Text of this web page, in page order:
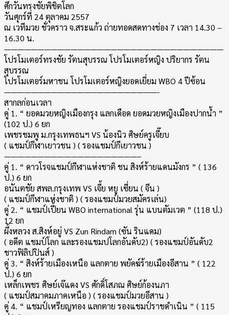
ศึกวันทรงชัยพิชิตโลก
วันศุกร์ที่ 24 ตุลาคม 2557
ณ เวทีมวย ชั่วคราว จ.สระแก้ว ถ่ายทอดสดทางช่อง 7 เวลา 14.30 –
16.30 น.
—————————————————————————————————
โปรโมเตอร์ทรงชัย รัตนสุบรรณ โปรโมเตอร์หญิง ปริยากร รัตน
สุบรรณ
โปรโมเตอร์มหาชน โปรโมเตอร์หญิงยอดเยี่ยม WBO 4 ปีซ้อน
———————————————————————-
สากลก่อนเวลา
คู่ 1. “ ยอดมวยหญิงเมืองกรุง แลกเดือด ยอดมวยหญิงเมืองปากน้ำ ”
(102 ป.) 6 ยก
เพชรชมพู ม.กรุงเทพธนฯ VS น้องนิว ศิษย์ครูเจี๊ยบ
( แชมป์กีฬาเยาวชน ) ( รองแชมป์กีเยาวชน )
————————————————————–
คู่ 1. “ ดาวโรจแชมป์กีฬาแห่งชาติ ชน สิงห์ร้ายแดนมังกร ” ( 136
ป.) 6 ยก
อนันตชัย สพล.กรุงเทพ VS เจี้ย หยู เซี่ยน ( จีน )
( แชมป์กีฬาแห่งชาติ ) ( รองแชมป์มวยสมัครเล่น)
คู่ 2. “ แชมป์เปี้ยน WBO international รุ่น แบนตัมเวต ” (118 ป.)
12 ยก
ผึ้งหลวง ส.สิงห์อยู่ VS Zun Rindam (ซัน รินแดม)
( อดีต แชมป์โลก และรองแชมปโลกอันดับ2) ( รองแชมป์อันดับ2
ชาวฟิลิปปินส์ )
คู่ 3. “ สิงห์ร้ายเมืองเหนือ แลกตาย พยัคฆ์ร้ายเมืองอีสาน ” ( 122
ป.) 6 ยก
เหล็กเพชร ศิษย์เจ๊แดง VS ศักดิ์โสภณ ศิษย์ก้องนภา
( แชมป์สมาคมภาคเหนือ ) ( รองแชมป์มวยอีสาน )
คู่ 4. “ แชมป์เหรียญทอง แลกตาย รองแชมป์ราชดำเนิน ” ( 115